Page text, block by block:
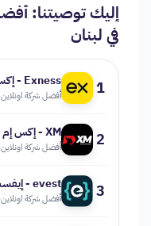
إليك توصيتنا:
في لبنان
1 Exness - إكسنس
أفضل شركة اونلاين
2 XM - إكس إم
أفضل شركة اونلاين
3 evest - إيفست
أفضل شركة اونلاين